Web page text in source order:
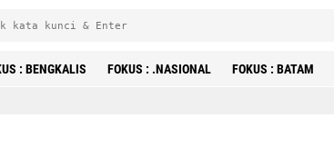
: BENGKALIS FOKUS : .NASIONAL FOKUS : BATAM